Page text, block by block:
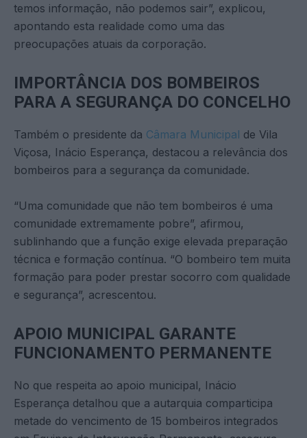
temos informação, não podemos sair”, explicou,
apontando esta realidade como uma das
preocupações atuais da corporação.
IMPORTÂNCIA DOS BOMBEIROS
PARA A SEGURANÇA DO CONCELHO
Também o presidente da Câmara Municipal de Vila
Viçosa, Inácio Esperança, destacou a relevância dos
bombeiros para a segurança da comunidade.
“Uma comunidade que não tem bombeiros é uma
comunidade extremamente pobre”, afirmou,
sublinhando que a função exige elevada preparação
técnica e formação contínua. “O bombeiro tem muita
formação para poder prestar socorro com qualidade
e segurança”, acrescentou.
APOIO MUNICIPAL GARANTE
FUNCIONAMENTO PERMANENTE
No que respeita ao apoio municipal, Inácio
Esperança detalhou que a autarquia comparticipa
metade do vencimento de 15 bombeiros integrados